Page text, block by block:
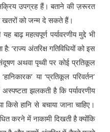
उपग्रह हैं। बताने की ज़रूरत
खतरों को जन्म दे सकते हैं।
बाढ़ महत्वपूर्ण पर्यावरणीय मुद्दे भी
अंतरिक्ष गतिविधियों को इस
अथवा पृथ्वी पर कोई प्रतिकूल
या ‘प्रतिकूल परिवर्तन’
झलकती है कि पर्यावरणीय
हानि से बचाया जाना चाहिए।
करने में नाकामी दिखती है क्योंकि